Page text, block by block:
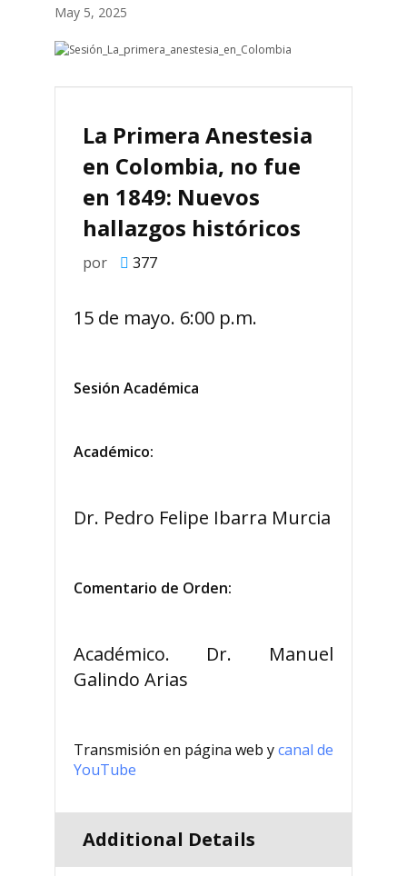
May 5, 2025
La Primera Anestesia
en Colombia, no fue
en 1849: Nuevos
hallazgos históricos
por 377
15 de mayo. 6:00 p.m.
Sesión Académica
Académico:
Dr. Pedro Felipe Ibarra Murcia
Comentario de Orden:
Académico. Dr. Manuel
Galindo Arias
Transmisión en página web ycanal de
YouTube
Additional Details